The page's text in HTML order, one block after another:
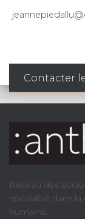
Contacter
Réseau des
spécialisé dans
humains.